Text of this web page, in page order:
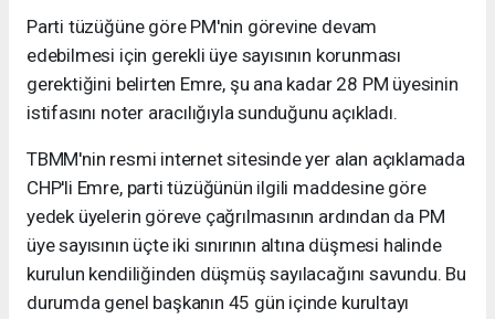
Parti tüzüğüne göre PM'nin görevine devam
edebilmesi için gerekli üye sayısının korunması
gerektiğini belirten Emre, şu ana kadar 28 PM üyesinin
istifasını noter aracılığıyla sunduğunu açıkladı.
TBMM'nin resmi internet sitesinde yer alan açıklamada
CHP'li Emre, parti tüzüğünün ilgili maddesine göre
yedek üyelerin göreve çağrılmasının ardından da PM
üye sayısının üçte iki sınırının altına düşmesi halinde
kurulun kendiliğinden düşmüş sayılacağını savundu. Bu
durumda genel başkanın 45 gün içinde kurultayı